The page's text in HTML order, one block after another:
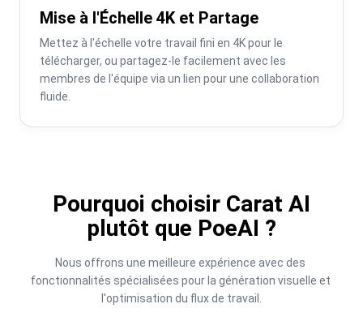
Mise à l'Échelle 4K et Partage
Mettez à l'échelle votre travail fini en 4K pour le
télécharger, ou partagez-le facilement avec les
membres de l'équipe via un lien pour une collaboration
fluide.
Pourquoi choisir Carat AI
plutôt que PoeAI ?
Nous offrons une meilleure expérience avec des
fonctionnalités spécialisées pour la génération visuelle et
l'optimisation du flux de travail.